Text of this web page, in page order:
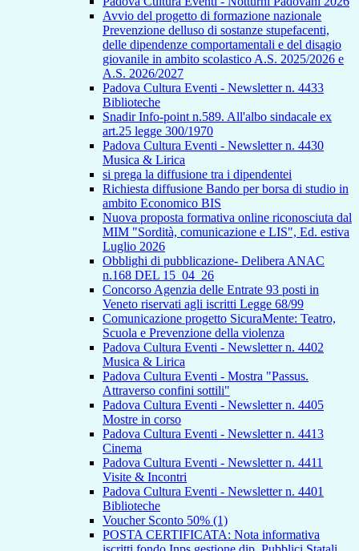
Avvio del progetto di formazione nazionale
Prevenzione delluso di sostanze stupefacenti,
delle dipendenze comportamentali e del disagio
giovanile in ambito scolastico A.S. 2025/2026 e
A.S. 2026/2027
Padova Cultura Eventi - Newsletter n. 4433
Biblioteche
Snadir Info-point n.589. All'albo sindacale ex
art.25 legge 300/1970
Padova Cultura Eventi - Newsletter n. 4430
Musica & Lirica
si prega la diffusione tra i dipendentei
Richiesta diffusione Bando per borsa di studio in
ambito Economico BIS
Nuova proposta formativa online riconosciuta dal
MIM "Sordità, comunicazione e LIS", Ed. estiva
Luglio 2026
Obblighi di pubblicazione- Delibera ANAC
n.168 DEL 15_04_26
Concorso Agenzia delle Entrate 93 posti in
Veneto riservati agli iscritti Legge 68/99
Comunicazione progetto SicuraMente: Teatro,
Scuola e Prevenzione della violenza
Padova Cultura Eventi - Newsletter n. 4402
Musica & Lirica
Padova Cultura Eventi - Mostra "Passus.
Attraverso confini sottili"
Padova Cultura Eventi - Newsletter n. 4405
Mostre in corso
Padova Cultura Eventi - Newsletter n. 4413
Cinema
Padova Cultura Eventi - Newsletter n. 4411
Visite & Incontri
Padova Cultura Eventi - Newsletter n. 4401
Biblioteche
Voucher Sconto 50% (1)
POSTA CERTIFICATA: Nota informativa